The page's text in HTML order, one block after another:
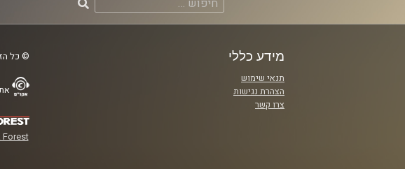
חיפוש:
מידע כללי
תנאי שימוש
הצהרת נגישות
צרו קשר
© כל
Forest